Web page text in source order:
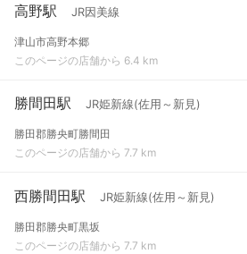
高野駅 JR因美線
津山市高野本郷
このページの店舗から 6.4 km
勝間田駅 JR姫新線(佐用～新見)
勝田郡勝央町勝間田
このページの店舗から 7.7 km
西勝間田駅 JR姫新線(佐用～新見)
勝田郡勝央町黒坂
このページの店舗から 7.7 km